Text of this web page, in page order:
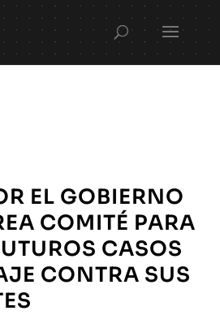
EL GOBIERNO
COMITÉ PARA
CASOS
CONTRA SUS